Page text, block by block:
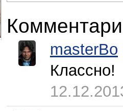
masterBo
Классно!